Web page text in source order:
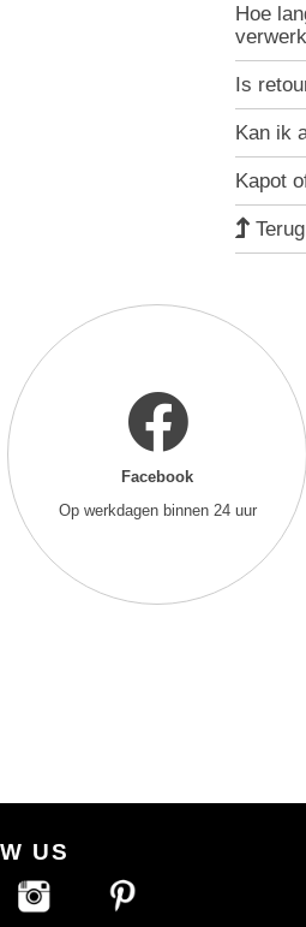
Hoe
Is
Kan ik
Kapot
Facebook
Op werkdagen binnen 24 uur
US